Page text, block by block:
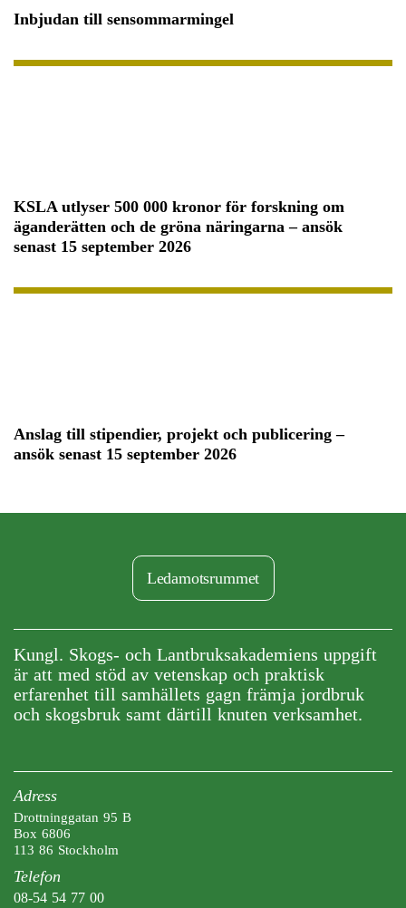
Inbjudan till sensommarmingel
KSLA utlyser 500 000 kronor för forskning om
äganderätten och de gröna näringarna – ansök
senast 15 september 2026
Anslag till stipendier, projekt och publicering –
ansök senast 15 september 2026
Ledamotsrummet
Kungl. Skogs- och Lantbruksakademiens uppgift
är att med stöd av vetenskap och praktisk
erfarenhet till samhällets gagn främja jordbruk
och skogsbruk samt därtill knuten verksamhet.
Adress
Drottninggatan 95 B
Box 6806
113 86 Stockholm
Telefon
08-54 54 77 00